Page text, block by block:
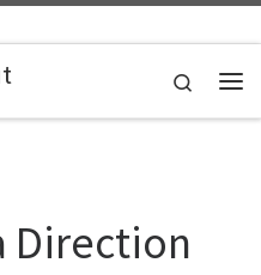
Search
Direction